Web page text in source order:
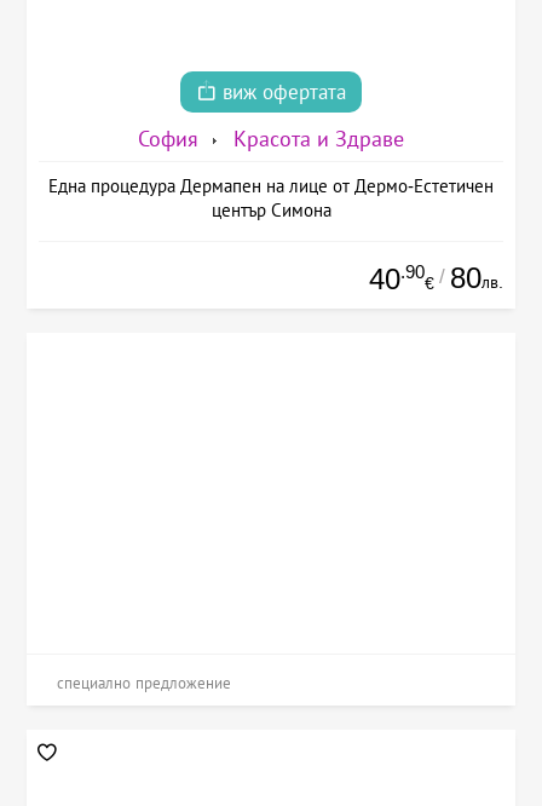
виж офертата
София Красота и Здраве
Една процедура Дермапен на лице от Дермо-Естетичен
център Симона
40.90
€ / 80лв.
специално предложение